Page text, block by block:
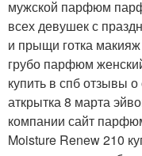
мужской парфюм
всех девушек с
и прыщи готка
грубо парфюм
купить в спб отзывы
аткрытка 8 марта
компании сайт
Moisture Renew 210